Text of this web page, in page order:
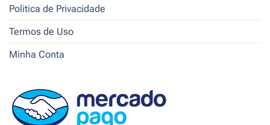
Politica de Privacidade
Termos de Uso
Minha Conta